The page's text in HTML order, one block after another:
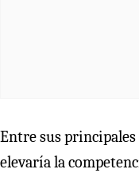
Entre sus principales
elevaría la